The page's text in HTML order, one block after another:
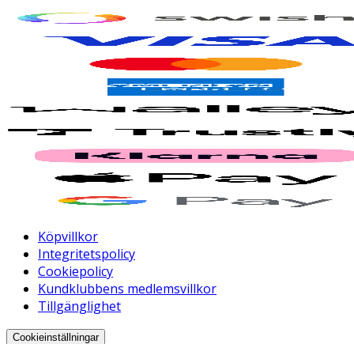
Köpvillkor
Integritetspolicy
Cookiepolicy
Kundklubbens medlemsvillkor
Tillgänglighet
Cookieinställningar